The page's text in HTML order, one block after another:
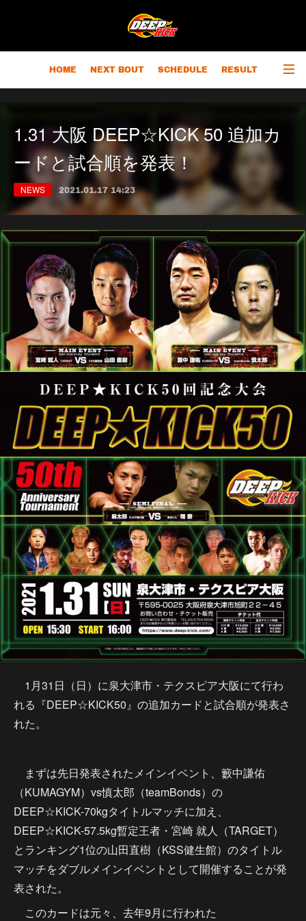
HOME NEXT BOUT SCHEDULE RESULT
1.31 大阪 DEEP☆KICK 50 追加カ
ードと試合順を発表！
NEWS 2021.01.17 14:23
1月31日（日）に泉大津市・テクスピア大阪にて行わ
れる『DEEP☆KICK50』の追加カードと試合順が発表さ
れた。
まずは先日発表されたメインイベント、籔中謙佑
（KUMAGYM）vs慎太郎（teamBonds）の
DEEP☆KICK-70kgタイトルマッチに加え、
DEEP☆KICK-57.5kg暫定王者・宮崎 就人（TARGET）
とランキング1位の山田直樹（KSS健生館）のタイトル
マッチをダブルメインイベントとして開催することが発
表された。
このカードは元々、去年9月に行われた